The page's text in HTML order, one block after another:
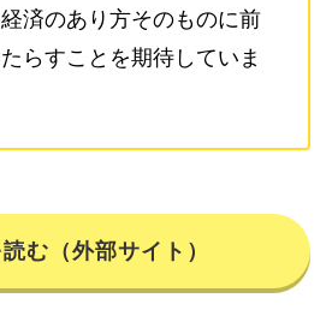
済のあり方そのものに前
らすことを期待していま
む（外部サイト）